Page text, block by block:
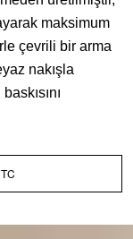
maksimum
çevrili bir arma
nakışla